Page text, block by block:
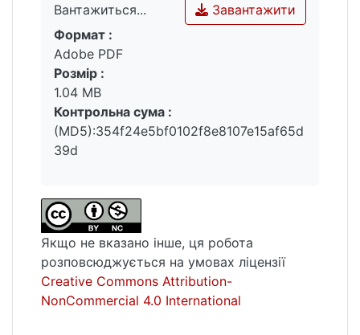
Вантажиться...
Вантажиться...
Завантажити
Формат :
Adobe PDF
Розмір :
1.04 MB
Контрольна сума :
(MD5):354f24e5bf0102f8e8107e15af65d
39d
Якщо не вказано інше, ця робота
розповсюджується на умовах ліцензії
Creative Commons Attribution-
NonCommercial 4.0 International